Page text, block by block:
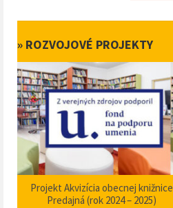
» ROZVOJOVÉ PROJEKTY
Projekt Akvizícia obecnej knižnice
Predajná (rok 2024 – 2025)